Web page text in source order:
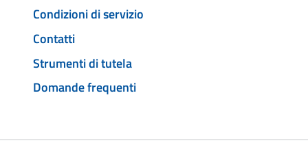
Condizioni di servizio
Contatti
Strumenti di tutela
Domande frequenti